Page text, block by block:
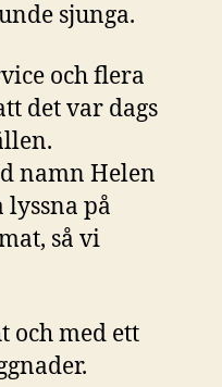
sjunga.
och flera
det var dags
namn Helen
lyssna på
så vi
och med ett